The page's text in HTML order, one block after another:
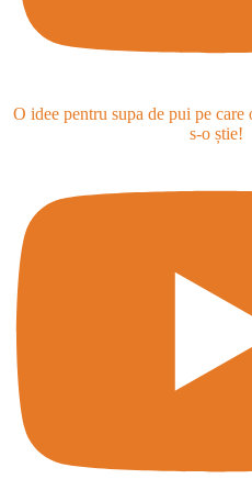
O idee pentru supa de pui pe
s-o știe!